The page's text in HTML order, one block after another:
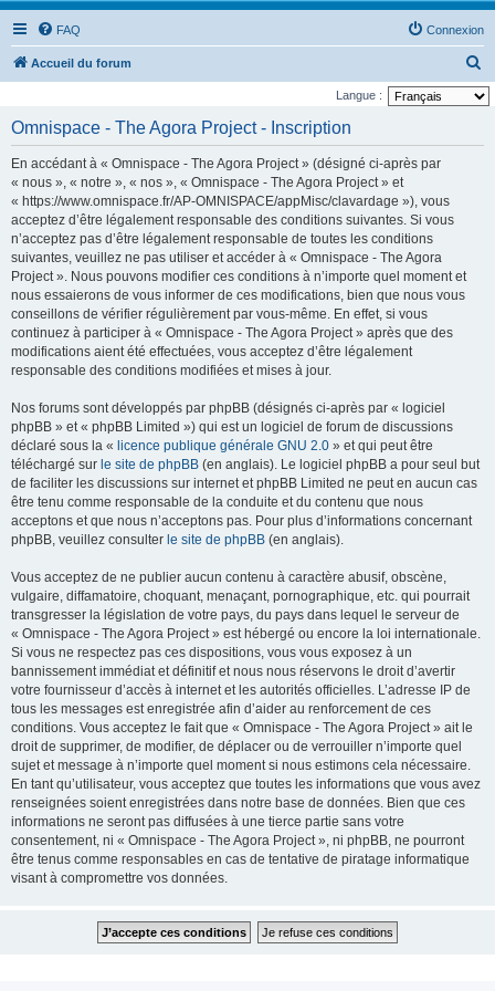
FAQ Connexion
Accueil du forum
e
Langue :
Omnispace - The Agora Project - Inscription
En accédant à « Omnispace - The Agora Project » (désigné ci-après par
« nous », « notre », « nos », « Omnispace - The Agora Project » et
« https://www.omnispace.fr/AP-OMNISPACE/appMisc/clavardage »), vous
acceptez d’être légalement responsable des conditions suivantes. Si vous
n’acceptez pas d’être légalement responsable de toutes les conditions
suivantes, veuillez ne pas utiliser et accéder à « Omnispace - The Agora
Project ». Nous pouvons modifier ces conditions à n’importe quel moment et
nous essaierons de vous informer de ces modifications, bien que nous vous
conseillons de vérifier régulièrement par vous-même. En effet, si vous
continuez à participer à « Omnispace - The Agora Project » après que des
modifications aient été effectuées, vous acceptez d’être légalement
responsable des conditions modifiées et mises à jour.
Nos forums sont développés par phpBB (désignés ci-après par « logiciel
phpBB » et « phpBB Limited ») qui est un logiciel de forum de discussions
déclaré sous la « licence publique générale GNU 2.0 » et qui peut être
téléchargé sur le site de phpBB (en anglais). Le logiciel phpBB a pour seul but
de faciliter les discussions sur internet et phpBB Limited ne peut en aucun cas
être tenu comme responsable de la conduite et du contenu que nous
acceptons et que nous n’acceptons pas. Pour plus d’informations concernant
phpBB, veuillez consulter le site de phpBB (en anglais).
Vous acceptez de ne publier aucun contenu à caractère abusif, obscène,
vulgaire, diffamatoire, choquant, menaçant, pornographique, etc. qui pourrait
transgresser la législation de votre pays, du pays dans lequel le serveur de
« Omnispace - The Agora Project » est hébergé ou encore la loi internationale.
Si vous ne respectez pas ces dispositions, vous vous exposez à un
bannissement immédiat et définitif et nous nous réservons le droit d’avertir
votre fournisseur d’accès à internet et les autorités officielles. L’adresse IP de
tous les messages est enregistrée afin d’aider au renforcement de ces
conditions. Vous acceptez le fait que « Omnispace - The Agora Project » ait le
droit de supprimer, de modifier, de déplacer ou de verrouiller n’importe quel
sujet et message à n’importe quel moment si nous estimons cela nécessaire.
En tant qu’utilisateur, vous acceptez que toutes les informations que vous avez
renseignées soient enregistrées dans notre base de données. Bien que ces
informations ne seront pas diffusées à une tierce partie sans votre
consentement, ni « Omnispace - The Agora Project », ni phpBB, ne pourront
être tenus comme responsables en cas de tentative de piratage informatique
visant à compromettre vos données.